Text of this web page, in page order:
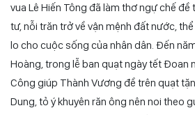
vua Lê Hiến Tông đã làm thơ ngự chế
tư, nỗi trăn trở về vận mệnh đất nước,
lo cho cuộc sống của nhân dân. Đến
Hoàng, trong lễ ban quạt ngày tết Đoan
Công giúp Thành Vương đề trên quạt
Dung, tỏ ý khuyên răn ông nên noi theo